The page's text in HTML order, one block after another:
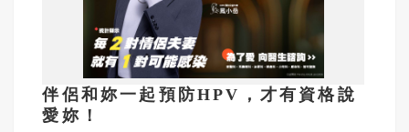
伴侶和妳一起預防HPV，才有資格說
愛妳！